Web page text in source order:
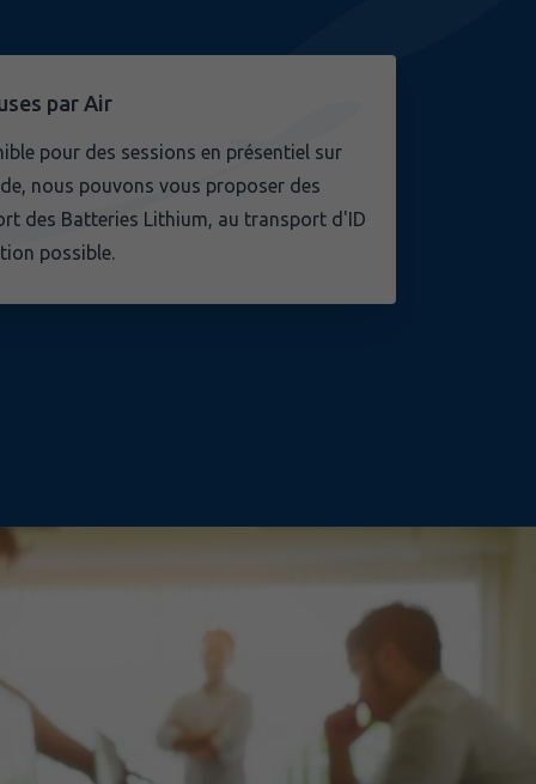
par Air
pour des sessions en présentiel sur
nous pouvons vous proposer des
des Batteries Lithium, au transport d'ID
possible.